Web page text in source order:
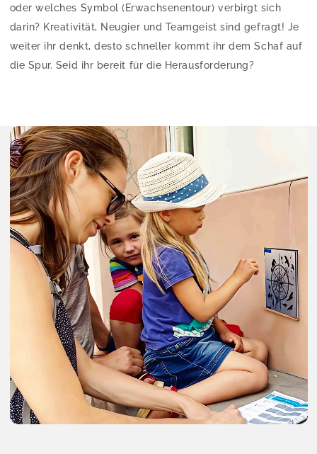
oder welches Symbol (Erwachsenentour) verbirgt sich
darin? Kreativität, Neugier und Teamgeist sind gefragt! Je
weiter ihr denkt, desto schneller kommt ihr dem Schaf auf
die Spur. Seid ihr bereit für die Herausforderung?